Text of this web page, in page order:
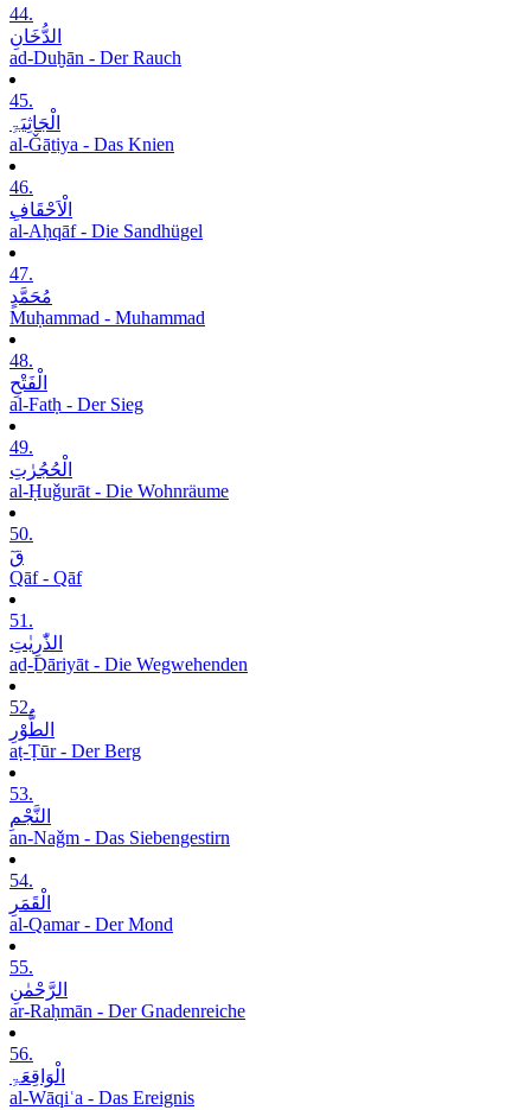
44.
الدُّخَانِ
ad-Duḫān - Der Rauch
45.
الْجَاثِیَۃِ
al-Ǧāṯiya - Das Knien
46.
الْاَحْقَافِ
al-Aḥqāf - Die Sandhügel
47.
مُحَمَّدٍ
Muḥammad - Muhammad
48.
الْفَتْحِ
al-Fatḥ - Der Sieg
49.
الْحُجُرٰتِ
al-Ḥuǧurāt - Die Wohnräume
50.
قٓ
Qāf - Qāf
51.
الذّٰرِیٰتِ
aḏ-Ḏāriyāt - Die Wegwehenden
52.
الطُّوْرِ
aṭ-Ṭūr - Der Berg
53.
النَّجْمِ
an-Naǧm - Das Siebengestirn
54.
الْقَمَرِ
al-Qamar - Der Mond
55.
الرَّحْمٰنِ
ar-Raḥmān - Der Gnadenreiche
56.
الْوَاقِعَۃِ
al-Wāqiʿa - Das Ereignis